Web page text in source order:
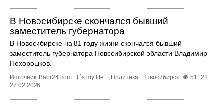
В Новосибирске скончался бывший
заместитель губернатора
В Новосибирске на 81 году жизни скончался бывший
заместитель губернатора Новосибирской области Владимир
Нехорошков.
Источник: Babr24.com. It`s my life..., Политика Новосибирск
51122
27.02.2026